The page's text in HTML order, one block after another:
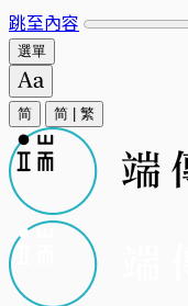
跳至內容
選單
简 简 繁